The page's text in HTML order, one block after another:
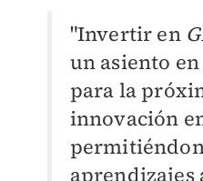
"Invertir en
un asiento
para la
innovación
aprendizajes